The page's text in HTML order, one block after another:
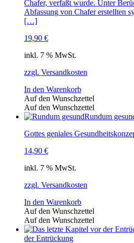
Chafer, verfaßt wurde. Unter
Abfassung von Chafer erstellten
[…]
19,90 €
inkl. 7 % MwSt.
zzgl. Versandkosten
In den Warenkorb
Auf den Wunschzettel
Auf den Wunschzettel
Rundum
Gottes geniales
14,90 €
inkl. 7 % MwSt.
zzgl. Versandkosten
In den Warenkorb
Auf den Wunschzettel
Auf den Wunschzettel
der Entrückung